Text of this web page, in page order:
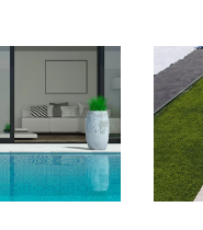
liner